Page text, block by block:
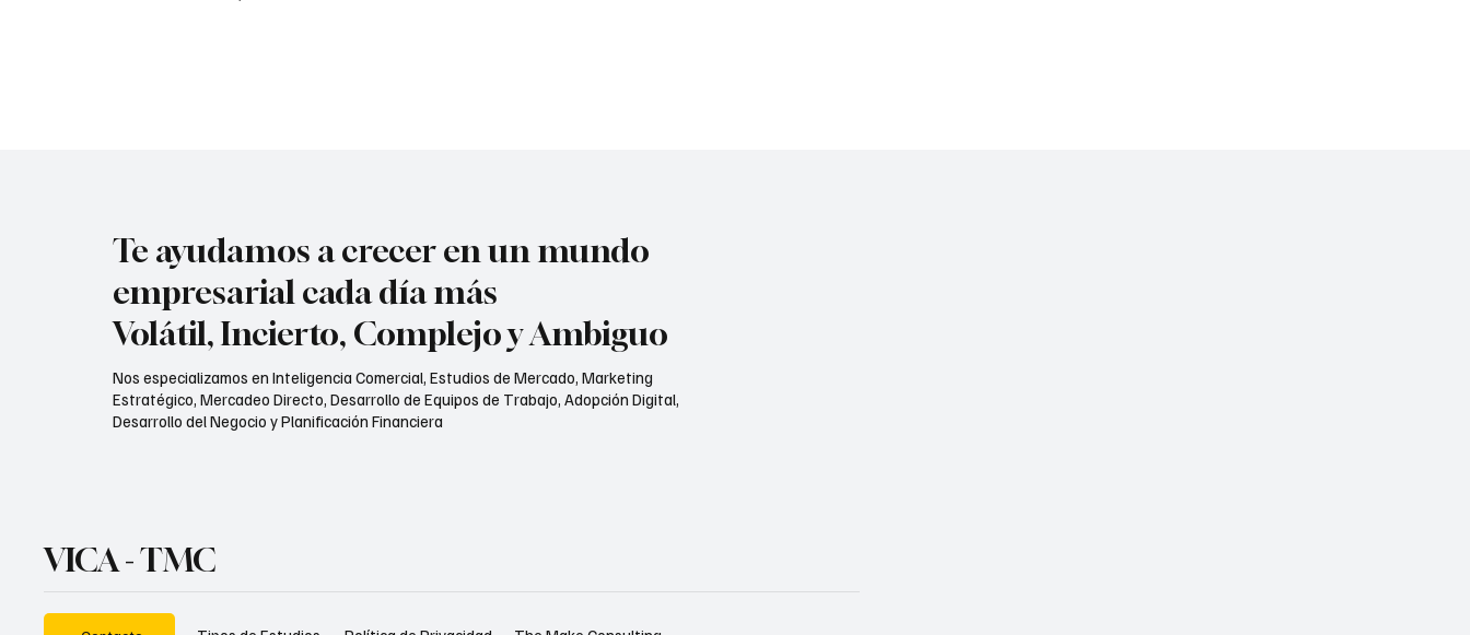
Te ayudamos a crecer en un mundo
empresarial cada día más
Volátil, Incierto, Complejo y Ambiguo
Nos especializamos en Inteligencia Comercial, Estudios de Mercado, Marketing
Estratégico, Mercadeo Directo, Desarrollo de Equipos de Trabajo, Adopción Digital,
Desarrollo del Negocio y Planificación Financiera
VICA - TMC